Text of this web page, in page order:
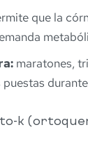
que la
maratones,
puestas
k